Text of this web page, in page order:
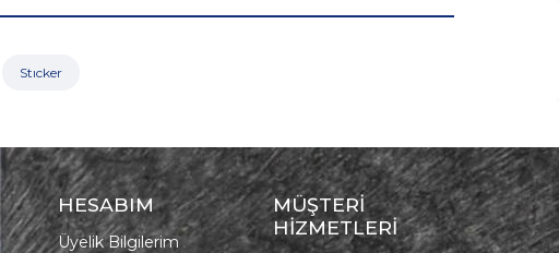
Stıcker
HESABIM
Üyelik Bilgilerim
MÜŞTERİ
HİZMETLERİ